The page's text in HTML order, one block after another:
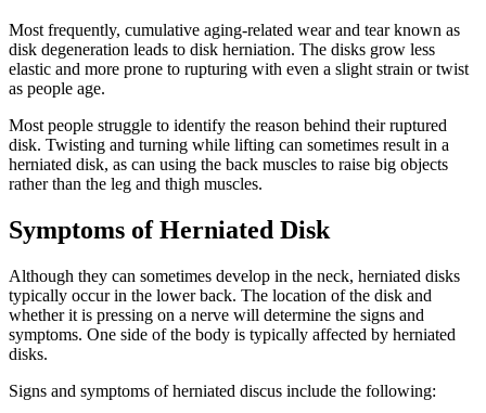
Most frequently, cumulative aging-related wear and tear known as
disk degeneration leads to disk herniation. The disks grow less
elastic and more prone to rupturing with even a slight strain or twist
as people age.
Most people struggle to identify the reason behind their ruptured
disk. Twisting and turning while lifting can sometimes result in a
herniated disk, as can using the back muscles to raise big objects
rather than the leg and thigh muscles.
Symptoms ofHerniated Disk
Although they can sometimes develop in the neck, herniated disks
typically occur in the lower back. The location of the disk and
whether it is pressing on a nerve will determine the signs and
symptoms. One side of the body is typically affected by herniated
disks.
Signs and symptoms of herniated discus include the following: